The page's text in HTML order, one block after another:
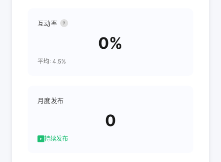
互动率 ?
0%
平均: 4.5%
月度发布
0
持续发布